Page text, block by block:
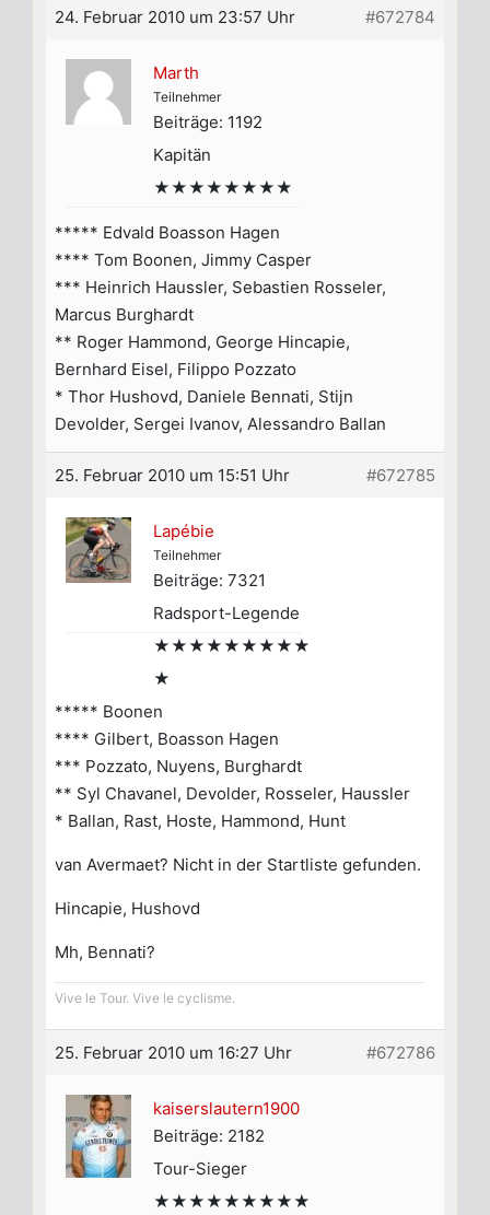
24. Februar 2010 um 23:57 Uhr #672784
Marth
Teilnehmer
Beiträge: 1192
Kapitän
★★★★★★★★
***** Edvald Boasson Hagen
**** Tom Boonen, Jimmy Casper
*** Heinrich Haussler, Sebastien Rosseler,
Marcus Burghardt
** Roger Hammond, George Hincapie,
Bernhard Eisel, Filippo Pozzato
* Thor Hushovd, Daniele Bennati, Stijn
Devolder, Sergei Ivanov, Alessandro Ballan
25. Februar 2010 um 15:51 Uhr #672785
Lapébie
Teilnehmer
Beiträge: 7321
Radsport-Legende
★★★★★★★★★
★
***** Boonen
**** Gilbert, Boasson Hagen
*** Pozzato, Nuyens, Burghardt
** Syl Chavanel, Devolder, Rosseler, Haussler
* Ballan, Rast, Hoste, Hammond, Hunt
van Avermaet? Nicht in der Startliste gefunden.
Hincapie, Hushovd
Mh, Bennati?
Vive le Tour. Vive le cyclisme.
25. Februar 2010 um 16:27 Uhr #672786
kaiserslautern1900
Beiträge: 2182
Tour-Sieger
★★★★★★★★★